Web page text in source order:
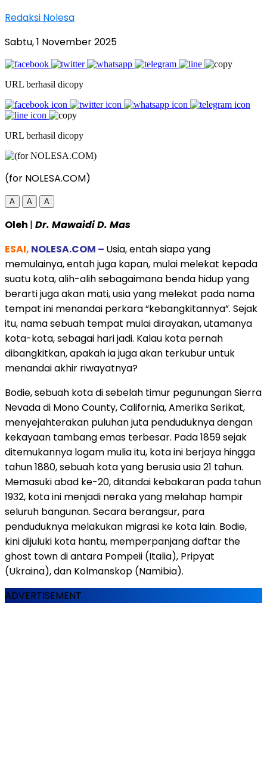
Redaksi Nolesa
Sabtu, 1 November 2025
URL berhasil dicopy
URL berhasil dicopy
(for NOLESA.COM)
A A A
Oleh | Dr. Mawaidi D. Mas
ESAI, NOLESA.COM – Usia, entah siapa yang
memulainya, entah juga kapan, mulai melekat kepada
suatu kota, alih-alih sebagaimana benda hidup yang
berarti juga akan mati, usia yang melekat pada nama
tempat ini menandai perkara “kebangkitannya”. Sejak
itu, nama sebuah tempat mulai dirayakan, utamanya
kota-kota, sebagai hari jadi. Kalau kota pernah
dibangkitkan, apakah ia juga akan terkubur untuk
menandai akhir riwayatnya?
Bodie, sebuah kota di sebelah timur pegunungan Sierra
Nevada di Mono County, California, Amerika Serikat,
menyejahterakan puluhan juta penduduknya dengan
kekayaan tambang emas terbesar. Pada 1859 sejak
ditemukannya logam mulia itu, kota ini berjaya hingga
tahun 1880, sebuah kota yang berusia usia 21 tahun.
Memasuki abad ke-20, ditandai kebakaran pada tahun
1932, kota ini menjadi neraka yang melahap hampir
seluruh bangunan. Secara berangsur, para
penduduknya melakukan migrasi ke kota lain. Bodie,
kini dijuluki kota hantu, memperpanjang daftar the
ghost town di antara Pompeii (Italia), Pripyat
(Ukraina), dan Kolmanskop (Namibia).
ADVERTISEMENT